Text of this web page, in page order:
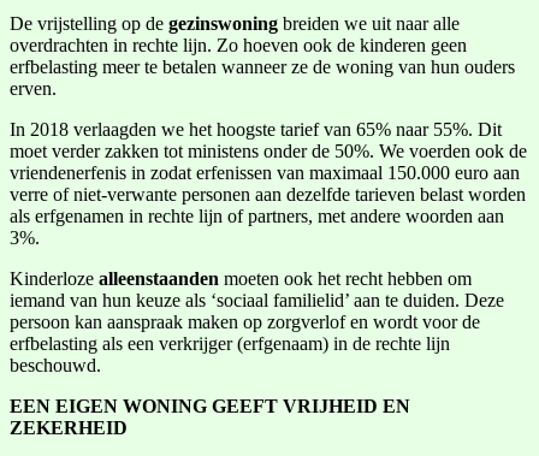
De vrijstelling op de gezinswoning breiden we uit naar alle
overdrachten in rechte lijn. Zo hoeven ook de kinderen geen
erfbelasting meer te betalen wanneer ze de woning van hun ouders
erven.
In 2018 verlaagden we het hoogste tarief van 65% naar 55%. Dit
moet verder zakken tot ministens onder de 50%. We voerden ook de
vriendenerfenis in zodat erfenissen van maximaal 150.000 euro aan
verre of niet-verwante personen aan dezelfde tarieven belast worden
als erfgenamen in rechte lijn of partners, met andere woorden aan
3%.
Kinderloze alleenstaanden moeten ook het recht hebben om
iemand van hun keuze als ‘sociaal familielid’ aan te duiden. Deze
persoon kan aanspraak maken op zorgverlof en wordt voor de
erfbelasting als een verkrijger (erfgenaam) in de rechte lijn
beschouwd.
EEN EIGEN WONING GEEFT VRIJHEID EN
ZEKERHEID